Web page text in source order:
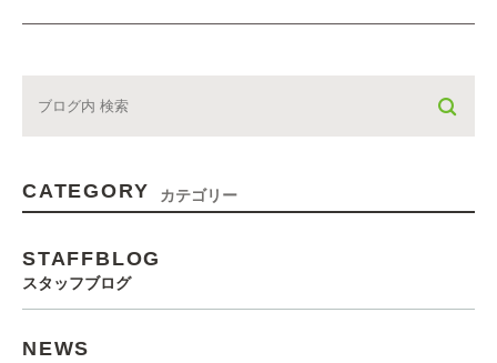
CATEGORY カテゴリー
STAFFBLOG
スタッフブログ
NEWS